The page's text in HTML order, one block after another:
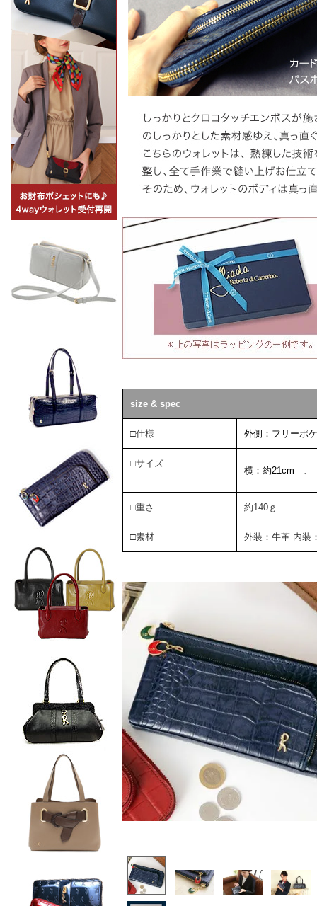
size & spec
□仕様 外側：フリーポ
□サイズ
横：約21cm 、
□重さ 約140ｇ
□素材 外装：牛革 内装